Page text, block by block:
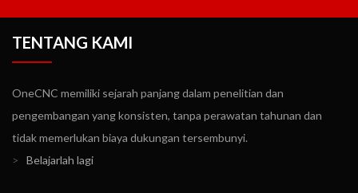
TENTANG KAMI
OneCNC memiliki sejarah panjang dalam penelitian dan
pengembangan yang konsisten, tanpa perawatan tahunan dan
tidak memerlukan biaya dukungan tersembunyi.
>
Belajarlah lagi